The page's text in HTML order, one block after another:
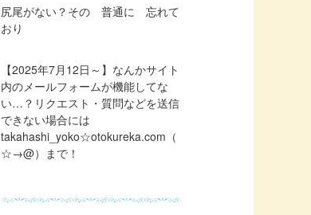
尻尾がない？その 普通に 忘れて
おり
【2025年7月12日～】なんかサイト
内のメールフォームが機能してな
い…？リクエスト・質問などを送信
できない場合には
takahashi_yoko☆otokureka.com（
☆→@）まで！